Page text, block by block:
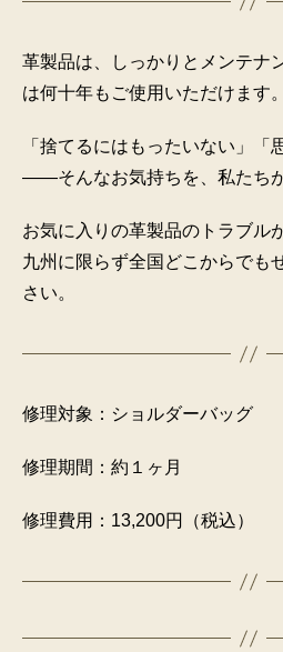
革製品は、しっかりとメンテナ
は何十年もご使用いただけます。
「捨てるにはもったいない」「
――そんなお気持ちを、私たち
お気に入りの革製品のトラブル
九州に限らず全国どこからでも
さい。
修理対象：ショルダーバッグ
修理期間：約１ヶ月
修理費用：13,200円（税込）